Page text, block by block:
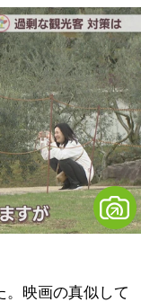
。映画の真似して